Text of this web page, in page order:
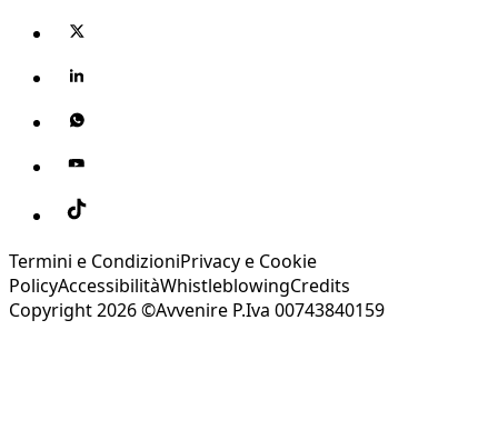
Termini e CondizioniPrivacy e Cookie
PolicyAccessibilitàWhistleblowingCredits
Copyright 2026 ©Avvenire P.Iva 00743840159